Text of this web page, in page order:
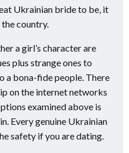
Ukrainian bride to be, it
country.
a girl’s character are
plus strange ones to
a bona-fide people. There
on the internet networks
examined above is
Every genuine Ukrainian
safety if you are dating.